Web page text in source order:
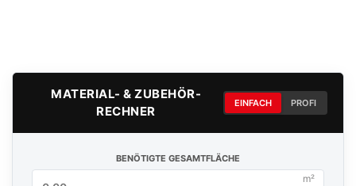
MATERIAL- & ZUBEHÖR-
RECHNER
EINFACH PROFI
BENÖTIGTE GESAMTFLÄCHE
m²